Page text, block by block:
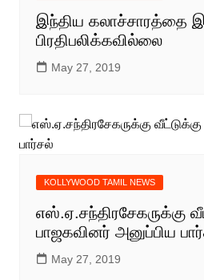
இந்திய கலாச்சாரத்தை
பிரதிபலிக்கவில்லை
May 27, 2019
KOLLYWOOD TAMIL NEWS
எஸ்.ஏ.சந்திரசேகருக்கு
பாஜகவினர் அனுப்பிய
May 27, 2019